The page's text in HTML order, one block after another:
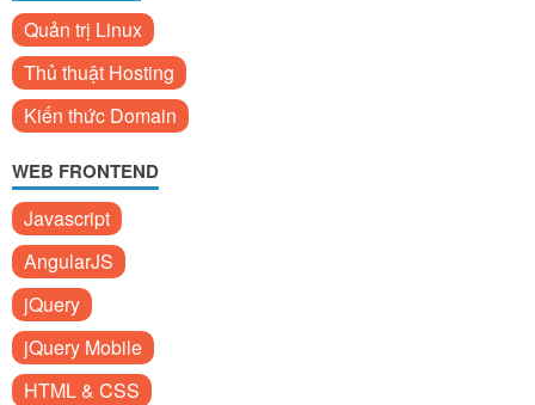
Quản trị Linux
Thủ thuật Hosting
Kiến thức Domain
WEB FRONTEND
Javascript
AngularJS
jQuery
jQuery Mobile
HTML & CSS